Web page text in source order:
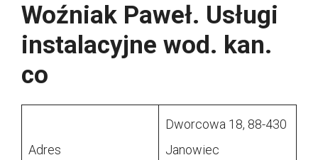
Woźniak Paweł. Usługi
instalacyjne wod. kan.
co
Adres
Dworcowa 18, 88-430
Janowiec